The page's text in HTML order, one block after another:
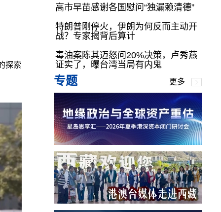
探索
高市早苗感谢各国慰问“独漏赖清德”
特朗普刚停火，伊朗为何反而主动开
战？专家揭背后算计
毒油案陈其迈怒问20%决策，卢秀燕
证实了，曝台湾当局有内鬼
专题 更多